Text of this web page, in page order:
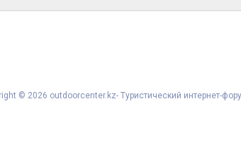
© 2026 outdoorcenter.kz- Туристический интернет-